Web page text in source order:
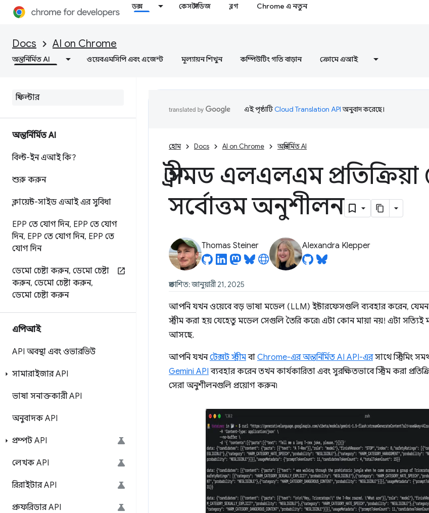
ডক্স কেস স্টাডিজ ব্লগ Chrome এ নতুন
Docs AI on Chrome
অন্তর্নির্মিত AI ওয়েবএমসিপি এবং এজেন্ট মূল্যায়ন শিখুন কম্পিউটিং গতি বাড়ান ক্রোমে এআই
অন্তর্নির্মিত AI
বিল্ট-ইন এআই কি?
শুরু করুন
ক্লায়েন্ট-সাইড এআই এর সুবিধা
EPP তে যোগ দিন, EPP তে যোগ
দিন, EPP তে যোগ দিন, EPP তে
যোগ দিন
ডেমো চেষ্টা করুন, ডেমো চেষ্টা
করুন, ডেমো চেষ্টা করুন,
ডেমো চেষ্টা করুন
এপিআই
API অবস্থা এবং ওভারভিউ
সামারাইজার API
ভাষা সনাক্তকারী API
অনুবাদক API
প্রম্পট API
লেখক API
রিরাইটার API
প্রুফরিডার API
এই পৃষ্ঠাটিCloud Translation APIঅনুবাদ করেছে।
হোম Docs AI on Chrome অন্তর্নির্মিত AI
স্ট্রীমড এলএলএম
সর্বোত্তম অনুশীলন
Thomas Steiner Alexandra Klepper
প্রকাশিত: জানুয়ারী 21, 2025
আপনি যখন ওয়েবে বড় ভাষা মডেল (LLM) ইন্টারফেসগুলি ব্যবহার করেন, যেমন
স্ট্রীম করা হয় যেহেতু মডেল সেগুলি তৈরি করে৷ এটা কোন মায়া নয়! এটা সত্যিই
আসছে.
আপনি যখনটেক্সট স্ট্রীমবা Chrome-এর অন্তর্নির্মিত AI API-এরসাথে স্ট্রিমিং
Gemini API ব্যবহার করেন তখন কার্যকারিতা এবং সুরক্ষিতভাবে স্ট্রিম করা
সেরা অনুশীলনগুলি প্রয়োগ করুন৷